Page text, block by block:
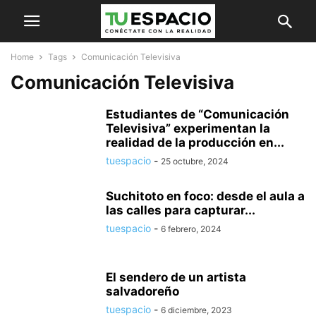
Home Tags Comunicación Televisiva
Comunicación Televisiva
Estudiantes de “Comunicación
Televisiva” experimentan la
realidad de la producción en...
tuespacio - 25 octubre, 2024
Suchitoto en foco: desde el aula a
las calles para capturar...
tuespacio - 6 febrero, 2024
El sendero de un artista
salvadoreño
tuespacio - 6 diciembre, 2023